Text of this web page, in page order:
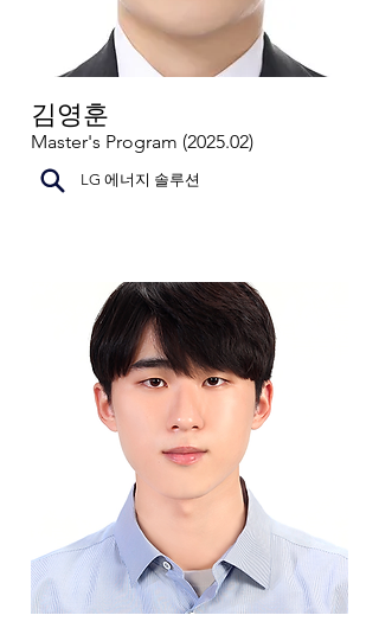
김영훈
Master's Program (2025.02)
LG 에너지 솔루션